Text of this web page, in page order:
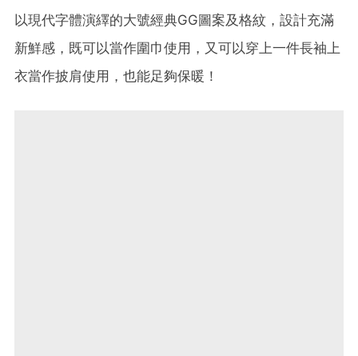
以現代字體演繹的大號經典GG圖案及格紋，設計充滿
新鮮感，既可以當作圍巾使用，又可以穿上一件長袖上
衣當作披肩使用，也能足夠保暖！